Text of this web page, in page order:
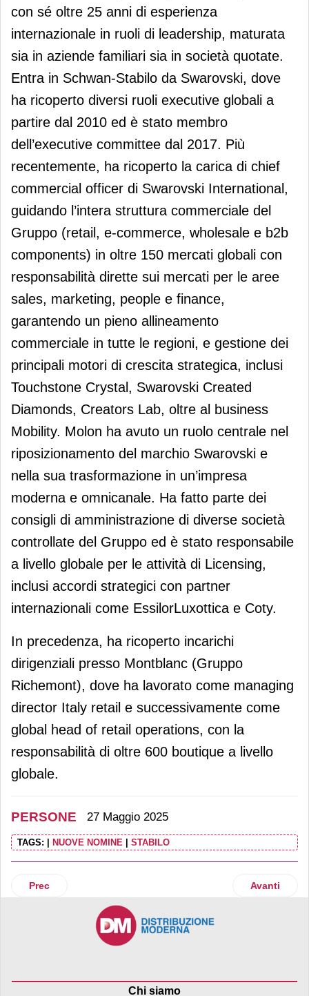
con sé oltre 25 anni di esperienza
internazionale in ruoli di leadership, maturata
sia in aziende familiari sia in società quotate.
Entra in Schwan-Stabilo da Swarovski, dove
ha ricoperto diversi ruoli executive globali a
partire dal 2010 ed è stato membro
dell’executive committee dal 2017. Più
recentemente, ha ricoperto la carica di chief
commercial officer di Swarovski International,
guidando l’intera struttura commerciale del
Gruppo (retail, e-commerce, wholesale e b2b
components) in oltre 150 mercati globali con
responsabilità dirette sui mercati per le aree
sales, marketing, people e finance,
garantendo un pieno allineamento
commerciale in tutte le regioni, e gestione dei
principali motori di crescita strategica, inclusi
Touchstone Crystal, Swarovski Created
Diamonds, Creators Lab, oltre al business
Mobility. Molon ha avuto un ruolo centrale nel
riposizionamento del marchio Swarovski e
nella sua trasformazione in un’impresa
moderna e omnicanale. Ha fatto parte dei
consigli di amministrazione di diverse società
controllate del Gruppo ed è stato responsabile
a livello globale per le attività di Licensing,
inclusi accordi strategici con partner
internazionali come EssilorLuxottica e Coty.
In precedenza, ha ricoperto incarichi
dirigenziali presso Montblanc (Gruppo
Richemont), dove ha lavorato come managing
director Italy retail e successivamente come
global head of retail operations, con la
responsabilità di oltre 600 boutique a livello
globale.
PERSONE 27 Maggio 2025
TAGS: | NUOVE NOMINE | STABILO
Articolo precedente: Davide Vernocchi eletto presidente di
Prec Articolo
Avanti
Chi siamo